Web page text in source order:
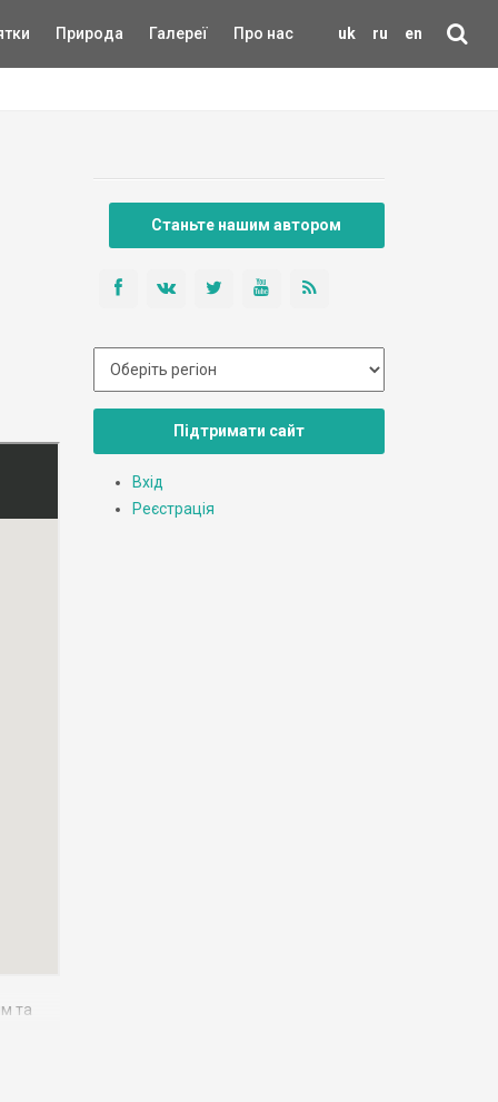
uk ru en
Природа Галереї Про нас
та
Станьте нашим автором
Підтримати сайт
Вхід
Реєстрація